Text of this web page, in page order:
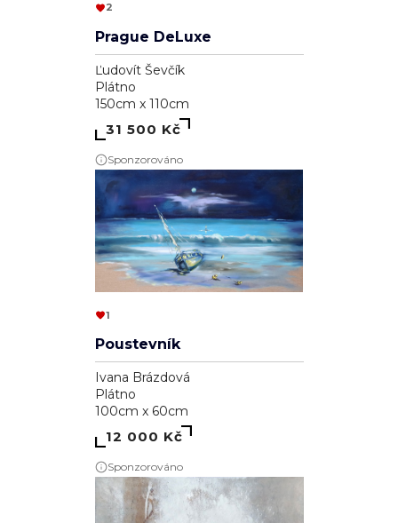
2
Prague DeLuxe
Ľudovít Ševčík
Plátno
150cm x 110cm
31 500 Kč
Sponzorováno
1
Poustevník
Ivana Brázdová
Plátno
100cm x 60cm
12 000 Kč
Sponzorováno